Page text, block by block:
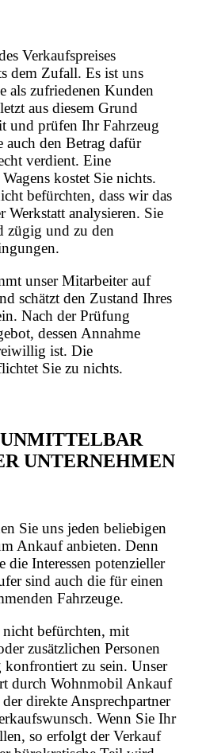
Verkaufspreises
dem Zufall. Es ist uns
als zufriedenen Kunden
aus diesem Grund
und prüfen Ihr Fahrzeug
den Betrag dafür
verdient. Eine
kostet Sie nichts.
befürchten, dass wir das
Werkstatt analysieren. Sie
zügig und zu den
unser Mitarbeiter auf
schätzt den Zustand Ihres
Nach der Prüfung
dessen Annahme
ist. Die
Sie zu nichts.
UNTERNEHMEN
Sie uns jeden beliebigen
Ankauf anbieten. Denn
die Interessen potenzieller
sind auch die für einen
Fahrzeuge.
nicht befürchten, mit
zusätzlichen Personen
zu sein. Unser
durch Wohnmobil Ankauf
direkte Ansprechpartner
Wenn Sie Ihr
so erfolgt der Verkauf